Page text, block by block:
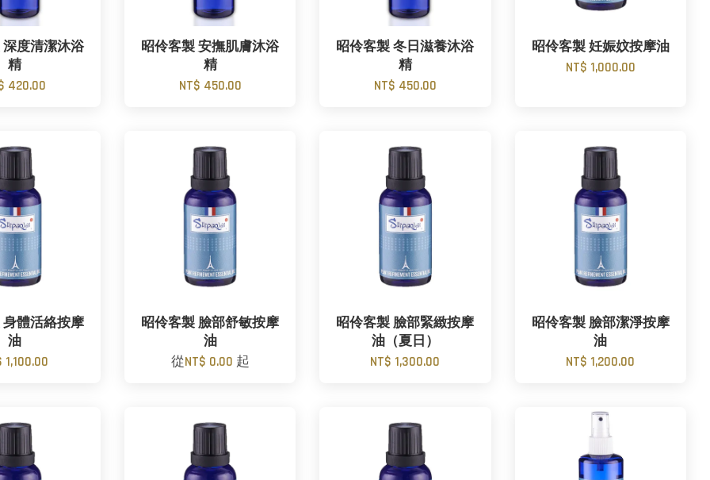
度清潔沐浴
精
420.00
昭伶客製 安撫肌膚沐浴
精
NT$ 450.00
昭伶客製 冬日滋養沐浴
精
NT$ 450.00
昭伶客製 妊娠妏按摩油
NT$ 1,000.00
體活絡按摩
油
1,100.00
昭伶客製 臉部舒敏按摩
油
從NT$ 0.00 起
昭伶客製 臉部緊緻按摩
油（夏日）
NT$ 1,300.00
昭伶客製 臉部潔淨按摩
油
NT$ 1,200.00